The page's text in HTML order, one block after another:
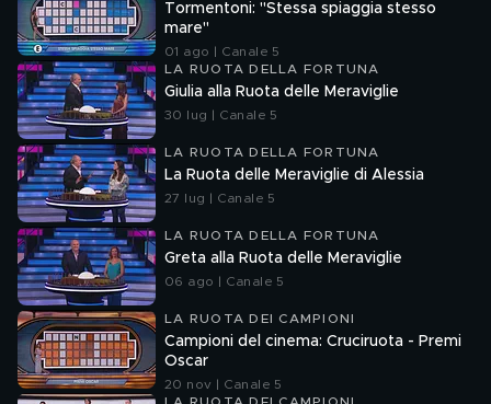
Tormentoni: "Stessa spiaggia stesso
mare"
01 ago | Canale 5
LA RUOTA DELLA FORTUNA
Giulia alla Ruota delle Meraviglie
30 lug | Canale 5
LA RUOTA DELLA FORTUNA
La Ruota delle Meraviglie di Alessia
27 lug | Canale 5
LA RUOTA DELLA FORTUNA
Greta alla Ruota delle Meraviglie
06 ago | Canale 5
LA RUOTA DEI CAMPIONI
Campioni del cinema: Cruciruota - Premi
Oscar
20 nov | Canale 5